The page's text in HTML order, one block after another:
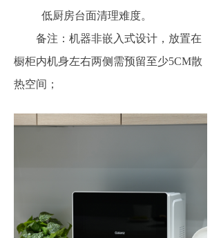
低厨房台面清理难度。
备注：机器非嵌入式设计，放置在
橱柜内机身左右两侧需预留至少5CM散
热空间；